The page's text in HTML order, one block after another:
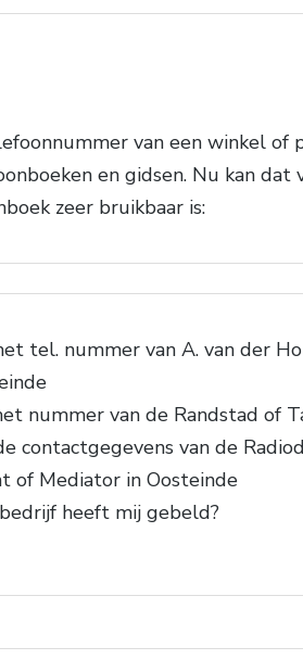
van een winkel of
en gidsen. Nu kan dat
zeer bruikbaar is:
tel. nummer van A. van der
nummer van de Randstad of
contactgegevens van de
of Mediator in Oosteinde
heeft mij gebeld?